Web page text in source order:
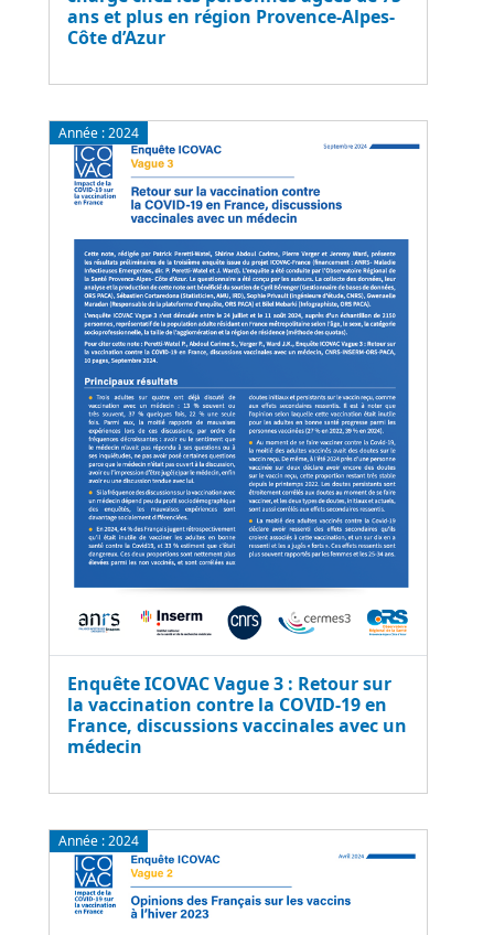
ans et plus en région Provence-Alpes-
Côte d’Azur
Année :2024
Enquête ICOVAC Vague 3 : Retour sur
la vaccination contre la COVID-19 en
France, discussions vaccinales avec un
médecin
Année :2024